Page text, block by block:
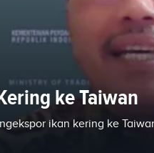
ke Taiwan
ikan kering ke